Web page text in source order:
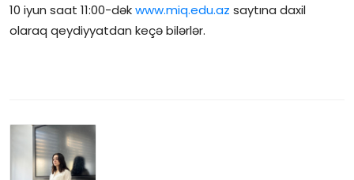
Dünya
10 iyun saat 11:00-dəkwww.miq.edu.az saytına daxil
olaraq qeydiyyatdan keçə bilərlər.